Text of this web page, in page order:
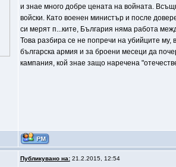
и знае много добре цената на войната.
войски. Като военен министър и после
си мерят п...ките, България няма работа
Това разбира се не попречи на убийците
българска армия и за броени месеци да
кампания, кой знае защо наречена
Публикувано на:21.2.2015, 12:54